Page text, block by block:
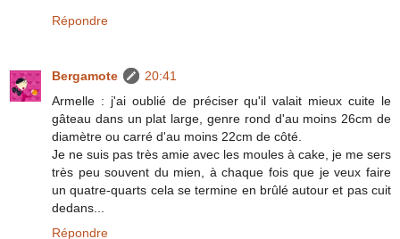
Répondre
Bergamote
20:41
Armelle : j'ai oublié de préciser qu'il valait mieux cuite le
gâteau dans un plat large, genre rond d'au moins 26cm de
diamètre ou carré d'au moins 22cm de côté.
Je ne suis pas très amie avec les moules à cake, je me sers
très peu souvent du mien, à chaque fois que je veux faire
un quatre-quarts cela se termine en brûlé autour et pas cuit
dedans...
Répondre